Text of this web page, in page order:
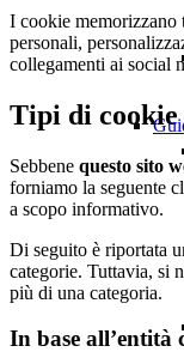
I cookie memorizzano
personali,
collegamenti ai social
Tipi di cookie
Sebbene questo sito
forniamo la seguente
a scopo informativo.
Di seguito è riportata
categorie. Tuttavia, si
più di una categoria.
In base all’entità